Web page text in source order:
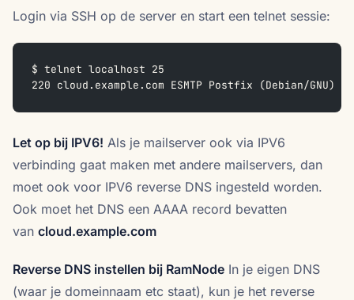
Login via SSH op de server en start een telnet sessie:
$ telnet localhost 25
220 cloud.example.com ESMTP Postfix (Debian/GNU)
Let op bij IPV6! Als je mailserver ook via IPV6
verbinding gaat maken met andere mailservers, dan
moet ook voor IPV6 reverse DNS ingesteld worden.
Ook moet het DNS een AAAA record bevatten
van cloud.example.com
Reverse DNS instellen bij RamNode In je eigen DNS
(waar je domeinnaam etc staat), kun je het reverse